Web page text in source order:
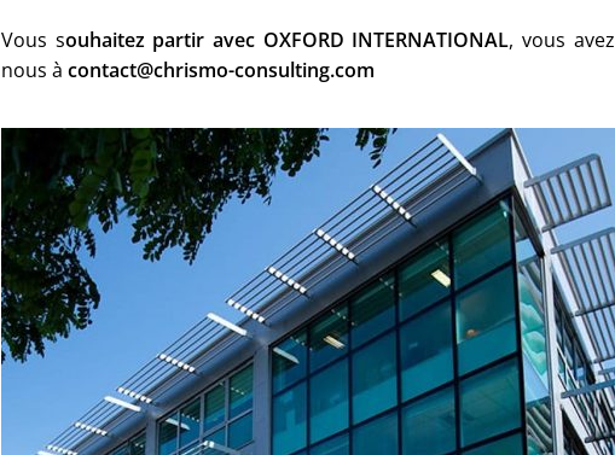
Vous souhaitez partir avec OXFORD INTERNATIONAL, vous avez
nous à contact@chrismo-consulting.com